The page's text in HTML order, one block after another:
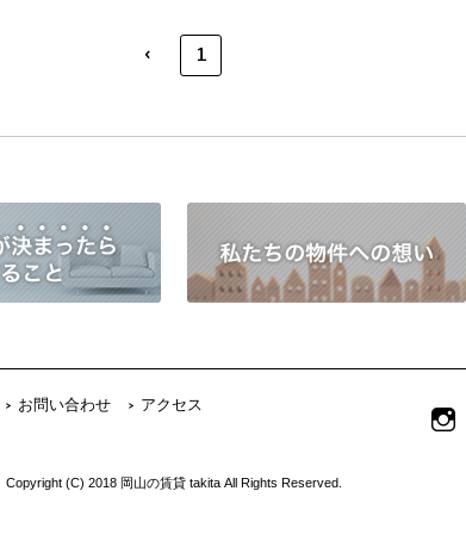
‹ 1
お問い合わせ
アクセス
Copyright (C) 2018 岡山の賃貸 takita All Rights Reserved.